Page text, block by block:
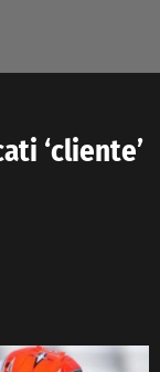
‘cliente’